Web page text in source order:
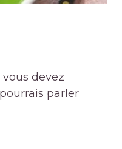
devez
parler